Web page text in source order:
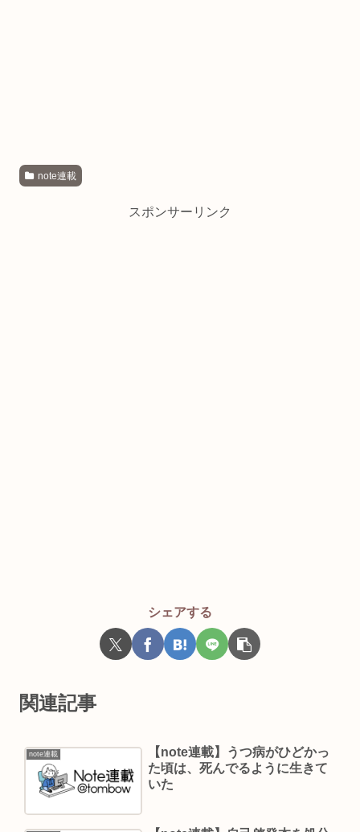
note連載
スポンサーリンク
シェアする
関連記事
note連載
【note連載】うつ病がひどかっ
た頃は、死んでるように生きて
いた